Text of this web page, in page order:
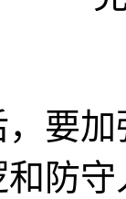
要
防